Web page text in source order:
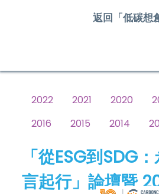
返回「低碳想
2022 2021 2020
2016
2015 2014
「從ESG到SDG
言起行」論壇暨